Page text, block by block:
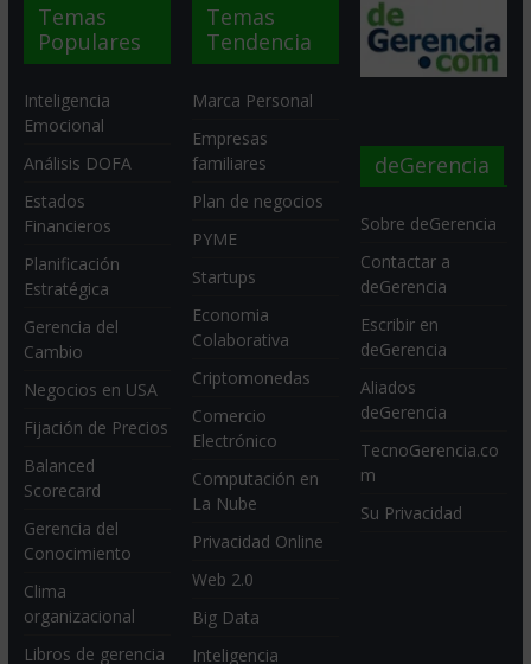
Temas
Populares
Inteligencia
Emocional
Análisis DOFA
Estados
Financieros
Planificación
Estratégica
Gerencia del
Cambio
Negocios en USA
Fijación de Precios
Balanced
Scorecard
Gerencia del
Conocimiento
Clima
organizacional
Libros de gerencia
Temas
Tendencia
Marca Personal
Empresas
familiares
Plan de negocios
PYME
Startups
Economia
Colaborativa
Criptomonedas
Comercio
Electrónico
Computación en
La Nube
Privacidad Online
Web 2.0
Big Data
Inteligencia
deGerencia
Sobre deGerencia
Contactar a
deGerencia
Escribir en
deGerencia
Aliados
deGerencia
TecnoGerencia.co
m
Su Privacidad